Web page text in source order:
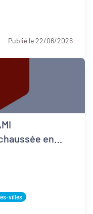
Publié le 22/06/2026
en
villes